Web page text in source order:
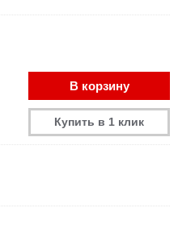
В корзину
Купить в 1 клик